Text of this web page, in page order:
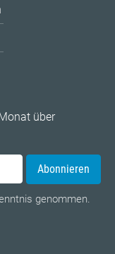
über
Abonnieren
genommen.